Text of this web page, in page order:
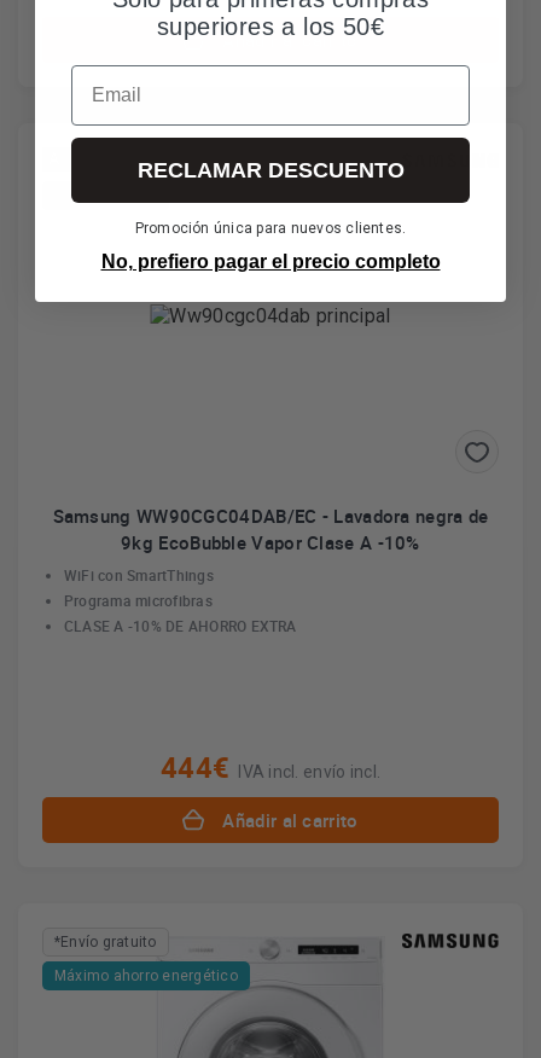
Añadir al carrito
*Envío gratuito
Samsung WW90CGC04DAB/EC - Lavadora negra de
9kg EcoBubble Vapor Clase A -10%
WiFi con SmartThings
Programa microfibras
CLASE A -10% DE AHORRO EXTRA
444€ IVA incl. envío incl.
Añadir al carrito
*Envío gratuito
Máximo ahorro energético
superiores a los 50€
Email
RECLAMAR DESCUENTO
Promoción única para nuevos clientes.
No, prefiero pagar el precio completo